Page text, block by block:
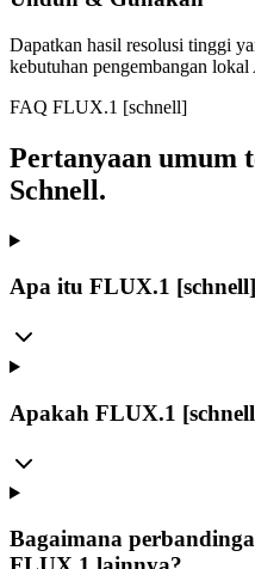
Dapatkan hasil resolusi tinggi
kebutuhan pengembangan
FAQ FLUX.1 [schnell]
Pertanyaan umum
Schnell.
Apa itu FLUX.1
Apakah FLUX.1
Bagaimana